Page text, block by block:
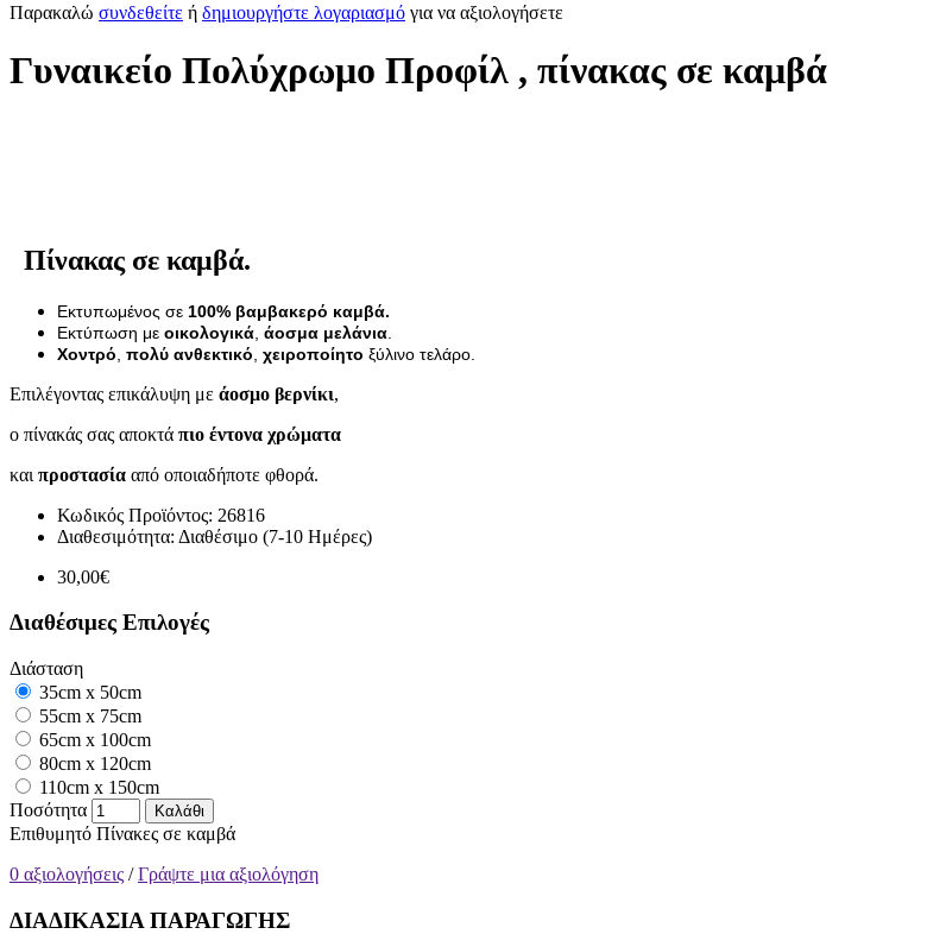
Παρακαλώ συνδεθείτε ή δημιουργήστε λογαριασμό για να αξιολογήσετε
Γυναικείο Πολύχρωμο Προφίλ , πίνακας σε καμβά
Πίνακας σε καμβά.
Εκτυπωμένος σε 100% βαμβακερό καμβά.
Εκτύπωση με οικολογικά άοσμα μελάνια
Χοντρό πολύ ανθεκτικό χειροποίητο ξύλινο τελάρο.
Επιλέγοντας επικάλυψη με άοσμο βερνίκι,
ο πίνακάς σας αποκτά πιο έντονα χρώματα
και προστασία από οποιαδήποτε φθορά.
Κωδικός Προϊόντος: 26816
Διαθεσιμότητα: Διαθέσιμο (7-10 Ημέρες)
30,00€
Διαθέσιμες Επιλογές
Διάσταση
35cm x 50cm
55cm x 75cm
65cm x 100cm
80cm x 120cm
110cm x 150cm
Ποσότητα
Καλάθι
Επιθυμητό Πίνακες σε καμβά
0 αξιολογήσεις /Γράψτε μια αξιολόγηση
ΔΙΑΔΙΚΑΣΙΑ ΠΑΡΑΓΩΓΗΣ